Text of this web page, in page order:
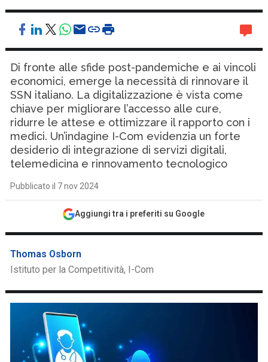
Di fronte alle sfide post-pandemiche e ai vincoli
economici, emerge la necessità di rinnovare il
SSN italiano. La digitalizzazione è vista come
chiave per migliorare l’accesso alle cure,
ridurre le attese e ottimizzare il rapporto con i
medici. Un’indagine I-Com evidenzia un forte
desiderio di integrazione di servizi digitali,
telemedicina e rinnovamento tecnologico
Pubblicato il 7 nov 2024
Aggiungi tra i preferiti su Google
Thomas Osborn
Istituto per la Competitività, I-Com